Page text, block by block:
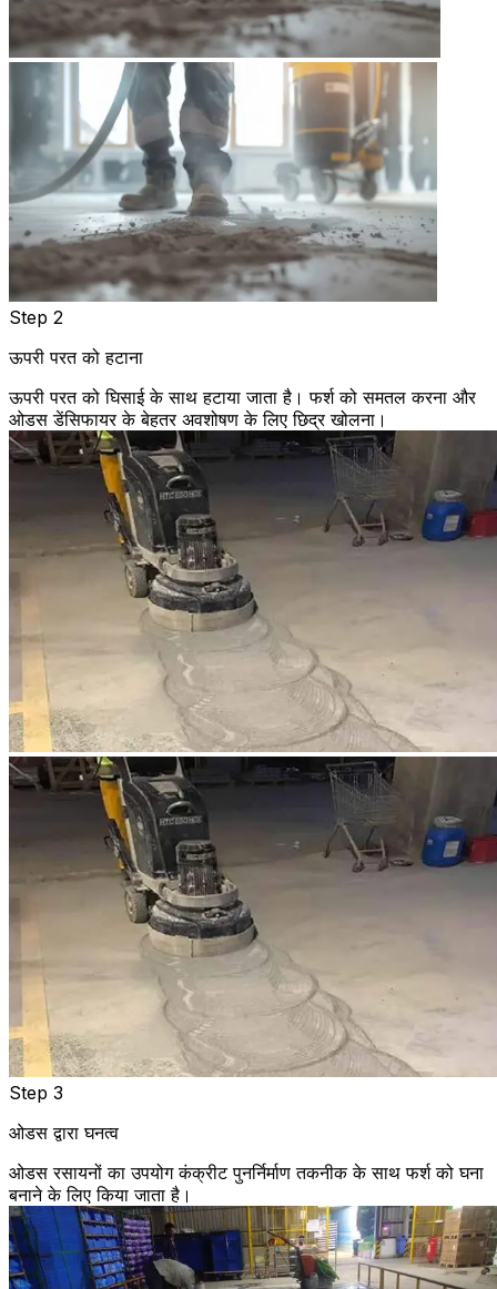
Step 2
ऊपरी परत को हटाना
ऊपरी परत को घिसाई के साथ हटाया जाता है। फर्श को समतल करना और
ओडस डेंसिफायर के बेहतर अवशोषण के लिए छिद्र खोलना।
Step 3
ओडस द्वारा घनत्व
ओडस रसायनों का उपयोग कंक्रीट पुनर्निर्माण तकनीक के साथ फर्श को घना
बनाने के लिए किया जाता है।